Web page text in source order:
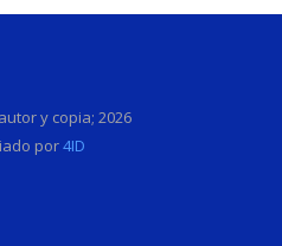
y copia; 2026
por4ID